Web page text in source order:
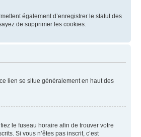
également d’enregistrer le statut des
de supprimer les cookies.
lien se situe généralement en haut des
le fuseau horaire afin de trouver votre
Si vous n’êtes pas inscrit, c’est